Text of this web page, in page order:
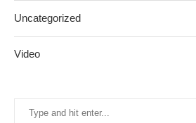
Uncategorized
Video